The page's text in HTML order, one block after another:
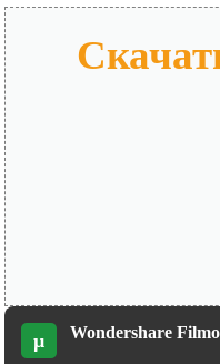
µ Wondershare